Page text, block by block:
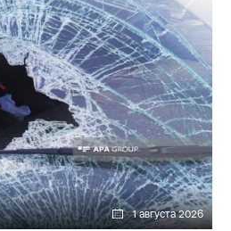
1 августа 2026